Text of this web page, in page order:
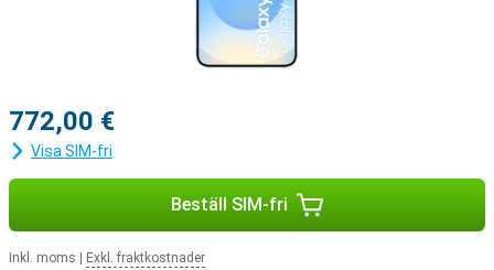
772,00 €
Visa SIM-fri
Beställ SIM-fri
Inkl. moms Exkl. fraktkostnader